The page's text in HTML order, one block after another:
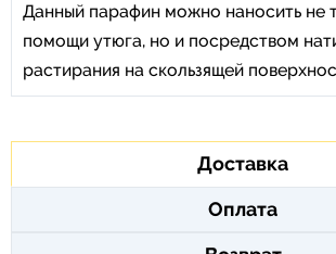
Данный парафин можно наносить не
помощи утюга, но и посредством
растирания на скользящей
Доставка
Оплата